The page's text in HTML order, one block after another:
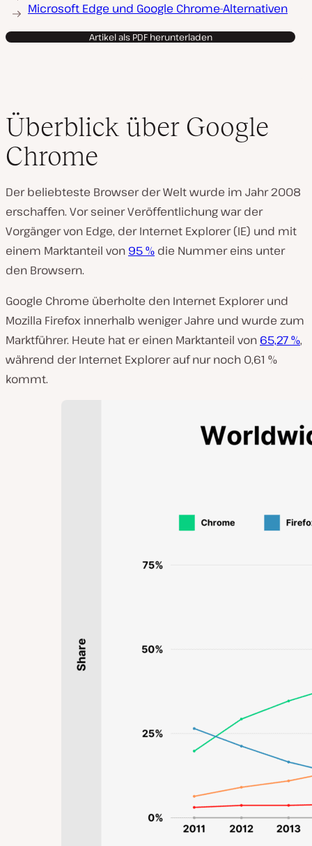
Microsoft Edge und Google Chrome-Alternativen
Artikel als PDF herunterladen
Überblick über Google
Chrome
Der beliebteste Browser der Welt wurde im Jahr 2008
erschaffen. Vor seiner Veröffentlichung war der
Vorgänger von Edge, der Internet Explorer (IE) und mit
einem Marktanteil von 95 % die Nummer eins unter
den Browsern.
Google Chrome überholte den Internet Explorer und
Mozilla Firefox innerhalb weniger Jahre und wurde zum
Marktführer. Heute hat er einen Marktanteil von 65,27 %,
während der Internet Explorer auf nur noch 0,61 %
kommt.